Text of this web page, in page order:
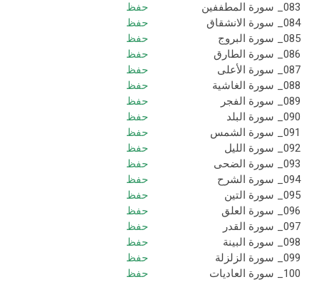
083_ سورة المطففين
حفظ
084_ سورة الانشقاق
حفظ
085_ سورة البروج
حفظ
086_ سورة الطارق
حفظ
087_ سورة الأعلى
حفظ
088_ سورة الغاشية
حفظ
089_ سورة الفجر
حفظ
090_ سورة البلد
حفظ
091_ سورة الشمس
حفظ
092_ سورة الليل
حفظ
093_ سورة الضحى
حفظ
094_ سورة الشرح
حفظ
095_ سورة التين
حفظ
096_ سورة العلق
حفظ
097_ سورة القدر
حفظ
098_ سورة البينة
حفظ
099_ سورة الزلزلة
حفظ
100_ سورة العاديات
حفظ